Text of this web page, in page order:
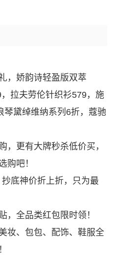
，娇韵诗轻盈版双萃
拉夫劳伦针织衫579，施
琴黛绰维纳系列6折，蔻驰
，更有大牌秒杀低价买，
购吧！
抄底神价折上折，只为最
，全品类红包限时领！
妆、包包、配饰、鞋服全